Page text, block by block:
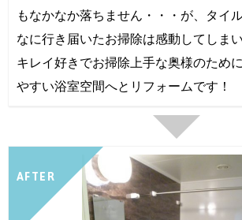
もなかなか落ちません・・・が、タイ
なに行き届いたお掃除は感動してしま
キレイ好きでお掃除上手な奥様のため
やすい浴室空間へとリフォームです！
AFTER